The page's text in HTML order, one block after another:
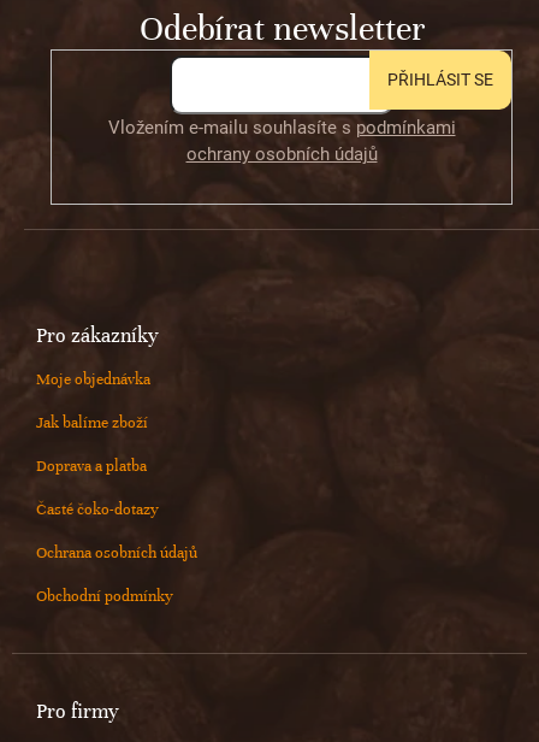
Odebírat newsletter
Vložením e-mailu souhlasíte s podmínkami
ochrany osobních údajů
PŘIHLÁSIT SE
Pro zákazníky
Moje objednávka
Jak balíme zboží
Doprava a platba
Časté čoko-dotazy
Ochrana osobních údajů
Obchodní podmínky
Pro firmy